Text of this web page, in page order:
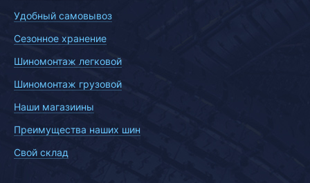
Удобный самовывоз
Сезонное хранение
Шиномонтаж легковой
Шиномонтаж грузовой
Наши магазиины
Преимущества наших шин
Свой склад